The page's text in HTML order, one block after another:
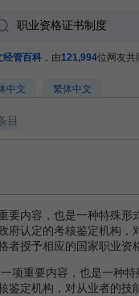
经管百科 ，由121,994位网友共
中文 繁体中文
目
内容，也是一种特殊形
府认定的考核鉴定机构，
授予相应的国家职业资
重要内容，也是一种特
鉴定机构，对从业者的技